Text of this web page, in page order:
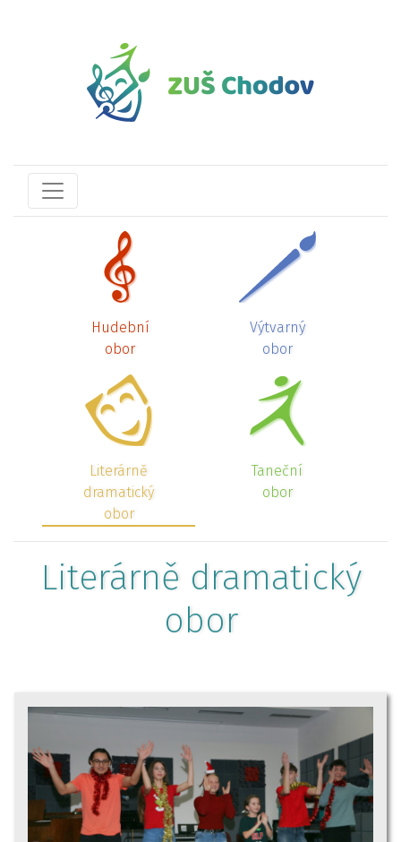
Hudební
obor
Výtvarný
obor
Literárně
dramatický
obor
Taneční
obor
Literárně dramatický
obor